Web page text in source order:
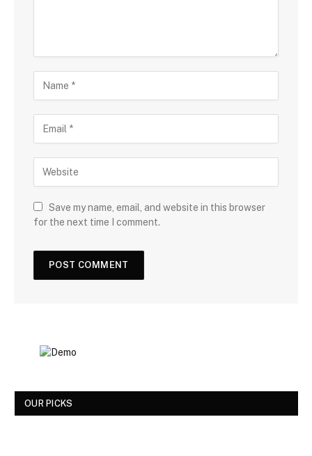
Save my name, email, and website in this browser
for the next time I comment.
OUR PICKS